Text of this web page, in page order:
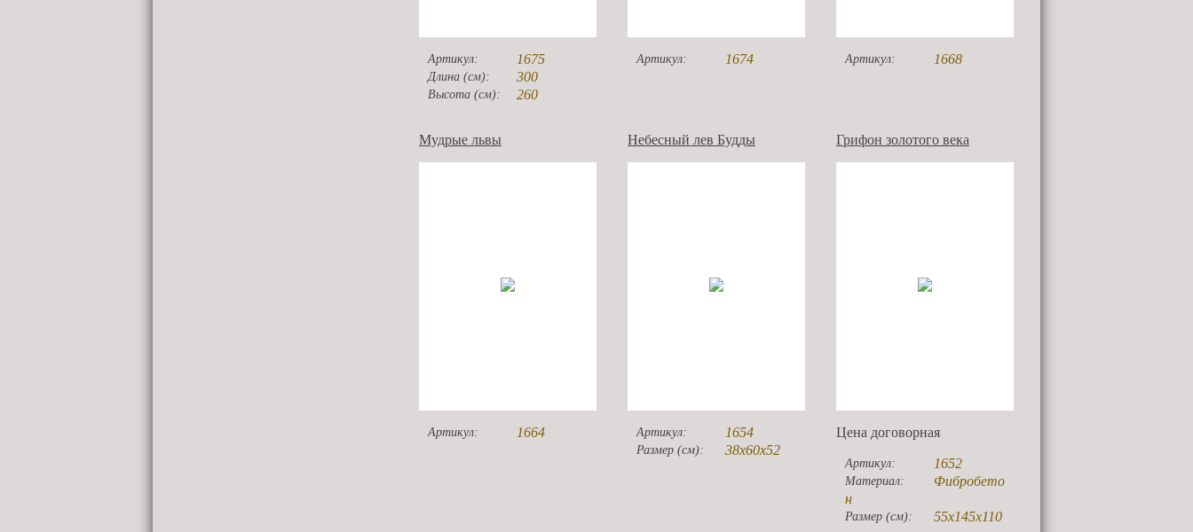
Артикул: 1675
Длина (см): 300
Высота (см): 260
Артикул: 1674 Артикул: 1668
Мудрые львы
Артикул: 1664
Небесный лев Будды
Артикул: 1654
Размер (см): 38х60х52
Грифон золотого века
Цена договорная
Артикул: 1652
Материал:
Фибробето
н
Размер (см): 55х145х110